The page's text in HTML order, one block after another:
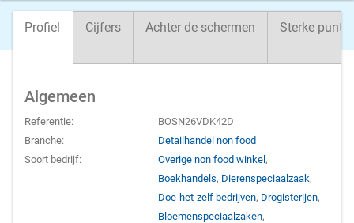
Profiel Cijfers Achter de schermen Sterke
Algemeen
Referentie:
BOSN26VDK42D
Branche:
Detailhandel non food
Soort bedrijf:
Overige non food winkel,
Boekhandels, Dierenspeciaalzaak,
Doe-het-zelf bedrijven, Drogisterijen,
Bloemenspeciaalzaken,